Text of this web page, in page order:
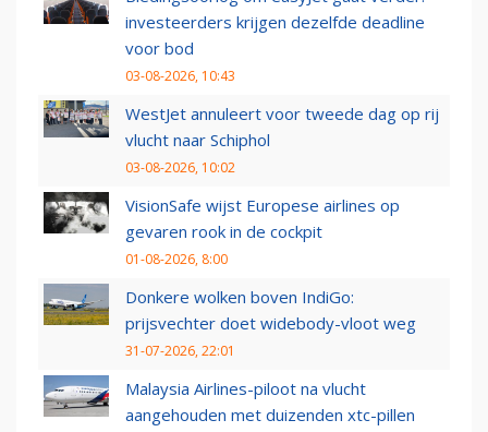
investeerders krijgen dezelfde deadline
voor bod
03-08-2026, 10:43
WestJet annuleert voor tweede dag op rij
vlucht naar Schiphol
03-08-2026, 10:02
VisionSafe wijst Europese airlines op
gevaren rook in de cockpit
01-08-2026, 8:00
Donkere wolken boven IndiGo:
prijsvechter doet widebody-vloot weg
31-07-2026, 22:01
Malaysia Airlines-piloot na vlucht
aangehouden met duizenden xtc-pillen